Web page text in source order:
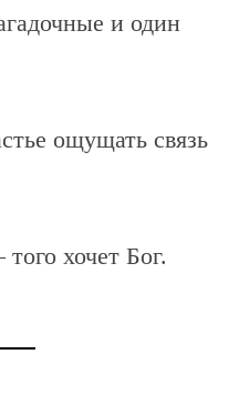
и один
ощущать связь
хочет Бог.